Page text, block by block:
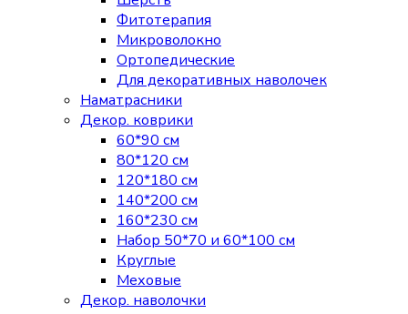
Фитотерапия
Микроволокно
Ортопедические
Для декоративных наволочек
Наматрасники
Декор. коврики
60*90 см
80*120 см
120*180 см
140*200 см
160*230 см
Набор 50*70 и 60*100 см
Круглые
Меховые
Декор. наволочки